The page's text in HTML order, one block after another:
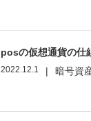
posの仮想通貨の仕
2022.12.1 | 暗号資